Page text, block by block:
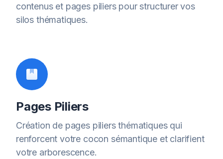
contenus et pages piliers pour structurer vos
silos thématiques.
Pages Piliers
Création de pages piliers thématiques qui
renforcent votre cocon sémantique et clarifient
votre arborescence.